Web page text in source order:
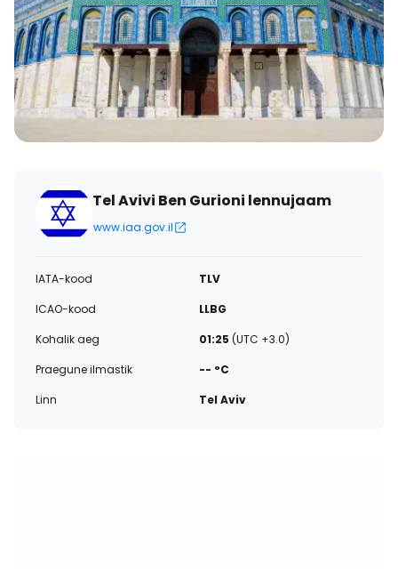
Tel Avivi Ben Gurioni lennujaam
www.iaa.gov.il
IATA-kood
TLV
ICAO-kood
LLBG
Kohalik aeg
01:25 (UTC +3.0)
Praegune ilmastik
-- °C
Linn
Tel Aviv